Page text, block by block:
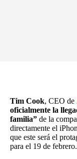
Tim Cook, CEO de
oficialmente la
familia” de la
directamente el
que este será el
para el 19 de febrero.